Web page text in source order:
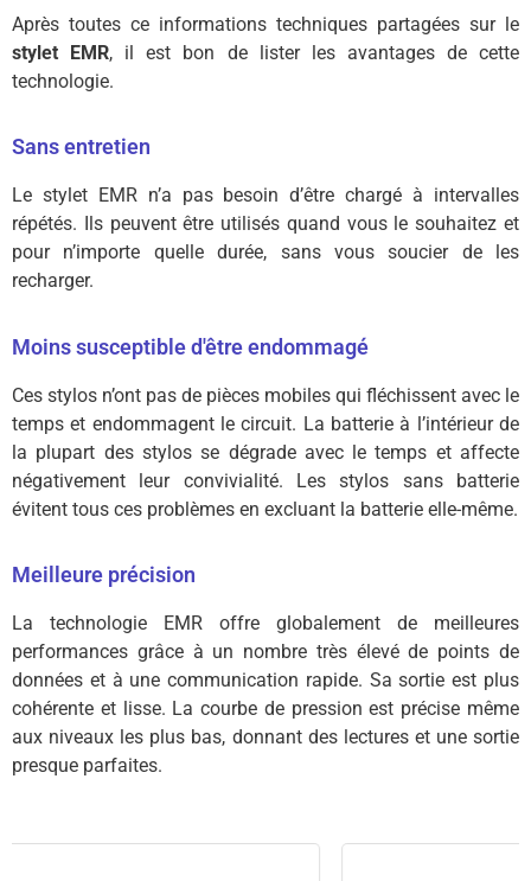
Après toutes ce informations techniques partagées sur le
stylet EMR, il est bon de lister les avantages de cette
technologie.
Sans entretien
Le stylet EMR n’a pas besoin d’être chargé à intervalles
répétés. Ils peuvent être utilisés quand vous le souhaitez et
pour n’importe quelle durée, sans vous soucier de les
recharger.
Moins susceptible d'être endommagé
Ces stylos n’ont pas de pièces mobiles qui fléchissent avec le
temps et endommagent le circuit. La batterie à l’intérieur de
la plupart des stylos se dégrade avec le temps et affecte
négativement leur convivialité. Les stylos sans batterie
évitent tous ces problèmes en excluant la batterie elle-même.
Meilleure précision
La technologie EMR offre globalement de meilleures
performances grâce à un nombre très élevé de points de
données et à une communication rapide. Sa sortie est plus
cohérente et lisse. La courbe de pression est précise même
aux niveaux les plus bas, donnant des lectures et une sortie
presque parfaites.